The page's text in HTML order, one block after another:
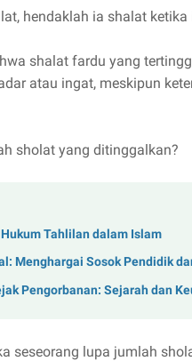
hendaklah ia shalat ketika
shalat fardu yang
atau ingat, meskipun
sholat yang ditinggalkan?
Tahlilan dalam Islam
Menghargai Sosok Pendidik
Pengorbanan: Sejarah dan
seseorang lupa jumlah